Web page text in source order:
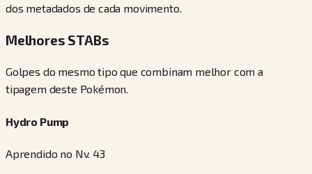
dos metadados de cada movimento.
Melhores STABs
Golpes do mesmo tipo que combinam melhor com a
tipagem deste Pokémon.
Hydro Pump
Aprendido no Nv. 43